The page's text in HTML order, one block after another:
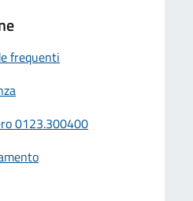
frequenti
0123.300400